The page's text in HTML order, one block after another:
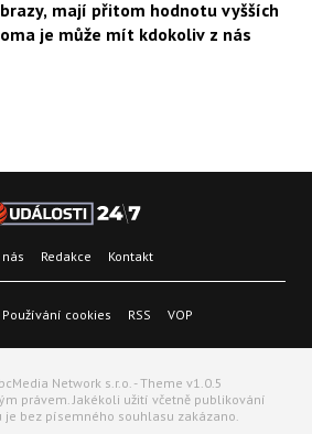
mají přitom hodnotu vyšších
je může mít kdokoliv z nás
nás Redakce Kontakt
Používání cookies RSS VOP
Network s.r.o. - Theme v1.0.5
právem. Jakékoli užití včetně publikování
bez písemného souhlasu zakázano.